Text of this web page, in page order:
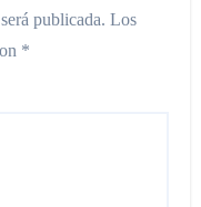
publicada. Los
*